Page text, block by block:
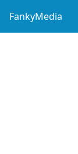
FankyMedia